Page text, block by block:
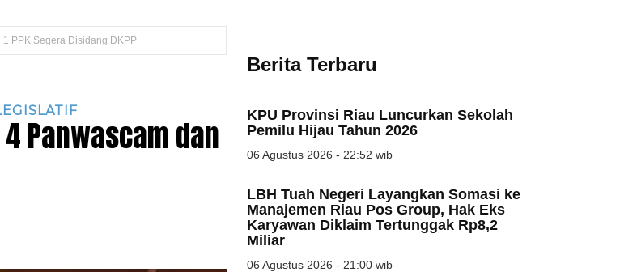
PPK Segera Disidang DKPP
Panwascam dan
Berita Terbaru
KPU Provinsi Riau Luncurkan Sekolah
Pemilu Hijau Tahun 2026
06 Agustus 2026 - 22:52 wib
LBH Tuah Negeri Layangkan Somasi ke
Manajemen Riau Pos Group, Hak Eks
Karyawan Diklaim Tertunggak Rp8,2
Miliar
06 Agustus 2026 - 21:00 wib